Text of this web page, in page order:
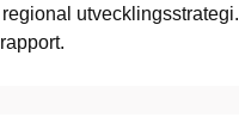
utvecklingsstrategi.